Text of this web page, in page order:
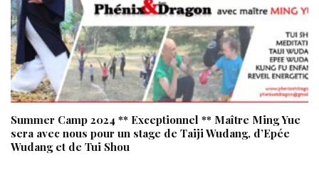
Summer Camp 2024 ** Exceptionnel ** Maître Ming Yue
sera avec nous pour un stage de Taiji Wudang, d’Epée
Wudang et de Tui Shou